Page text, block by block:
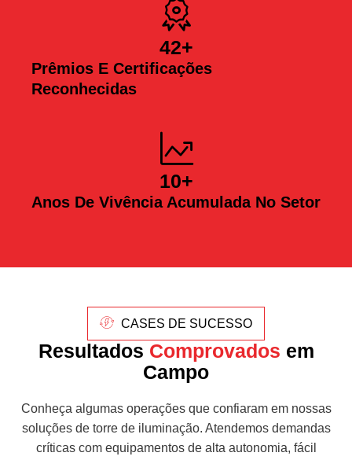
Prêmios E Certificações
Reconhecidas
42+
Anos De Vivência Acumulada No Setor
10+
CASES DE SUCESSO
Resultados Comprovados em
Campo
Conheça algumas operações que confiaram em nossas
soluções de torre de iluminação. Atendemos demandas
críticas com equipamentos de alta autonomia, fácil